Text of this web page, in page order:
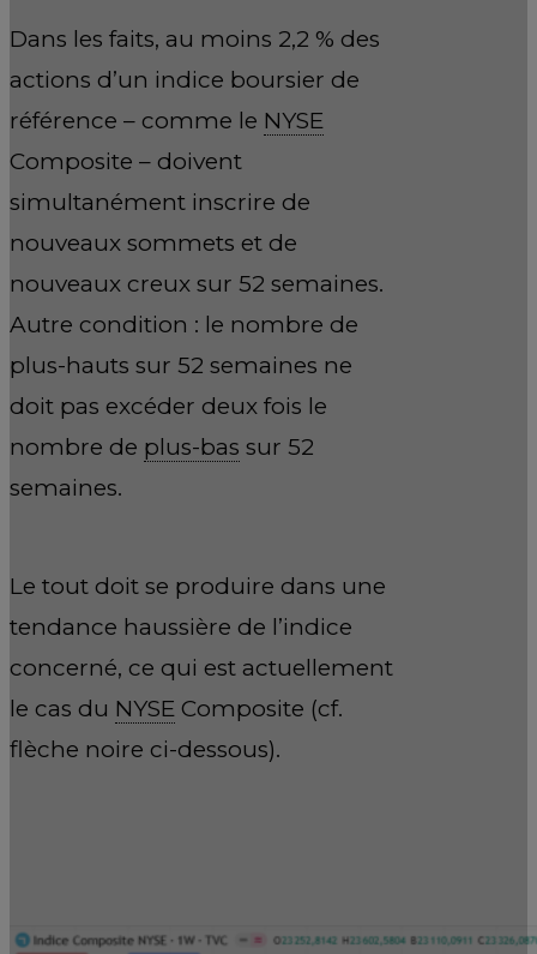
Dans les faits, au moins 2,2 % des
actions d’un indice boursier de
référence – comme le NYSE
Composite – doivent
simultanément inscrire de
nouveaux sommets et de
nouveaux creux sur 52 semaines.
Autre condition : le nombre de
plus-hauts sur 52 semaines ne
doit pas excéder deux fois le
nombre de plus-bas sur 52
semaines.
Le tout doit se produire dans une
tendance haussière de l’indice
concerné, ce qui est actuellement
le cas du NYSE Composite (cf.
flèche noire ci-dessous).